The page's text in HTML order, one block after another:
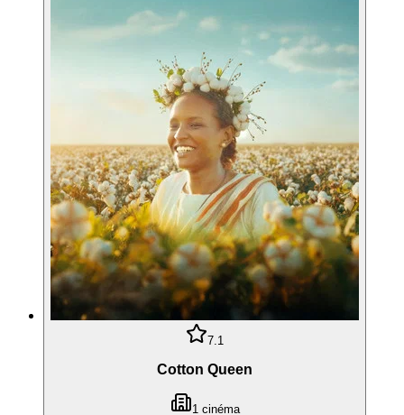
7.1
Cotton Queen
1cinéma